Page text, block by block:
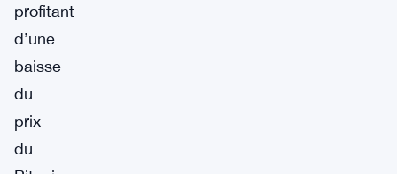
profitant
d’une
baisse
du
prix
du